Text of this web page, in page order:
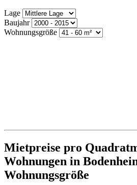
Lage
Baujahr
Wohnungsgröße
Mietpreise pro
Wohnungen in
Wohnungsgröße